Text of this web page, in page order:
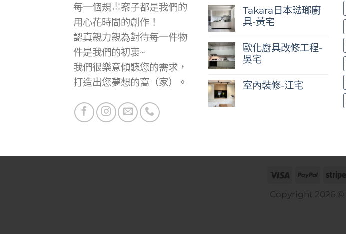
每一個規畫案子都是我們的
用心花時間的創作！
認真親力親為對待每一件物
件是我們的初衷~
我們很樂意傾聽您的需求，
打造出您夢想的窩（家）。
Takara日本琺瑯廚
具-黃宅
歐化廚具改修工程-
吳宅
室內裝修-江宅
Copyright 2026 ©